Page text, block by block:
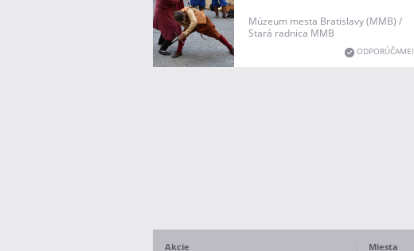
Múzeum mesta Bratislavy (MMB) /
Stará radnica MMB
ODPORÚČAME!
Akcie Miesta